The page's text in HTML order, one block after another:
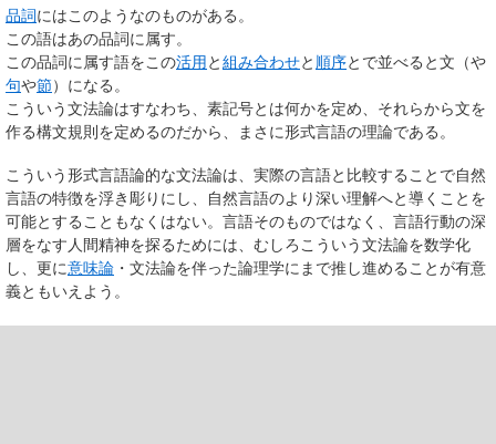
品詞にはこのようなのものがある。
この語はあの品詞に属す。
この品詞に属す語をこの活用 と組み合わせと 順序とで並べると文（や
句や節）になる。
こういう文法論はすなわち、素記号とは何かを定め、それらから文を
作る構文規則を定めるのだから、まさに形式言語の理論である。
こういう形式言語論的な文法論は、実際の言語と比較することで自然
言語の特徴を浮き彫りにし、自然言語のより深い理解へと導くことを
可能とすることもなくはない。言語そのものではなく、言語行動の深
層をなす人間精神を探るためには、むしろこういう文法論を数学化
し、更に意味論 ・文法論を伴った論理学にまで推し進めることが有意
義ともいえよう。